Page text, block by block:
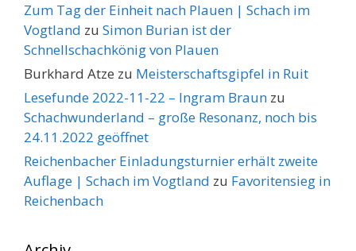
Zum Tag der Einheit nach Plauen | Schach im
Vogtland zu Simon Burian ist der
Schnellschachkönig von Plauen
Burkhard Atze zu Meisterschaftsgipfel in Ruit
Lesefunde 2022-11-22 – Ingram Braun zu
Schachwunderland – große Resonanz, noch bis
24.11.2022 geöffnet
Reichenbacher Einladungsturnier erhält zweite
Auflage | Schach im Vogtland zu Favoritensieg in
Reichenbach